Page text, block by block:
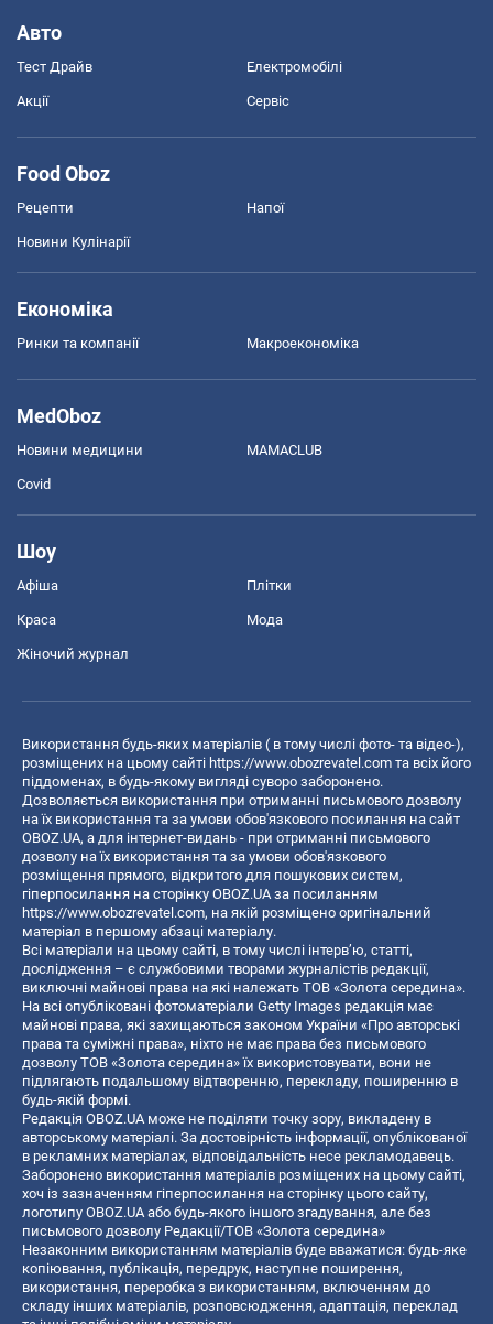
Авто
Тест Драйв Електромобілі
Акції Сервіс
Food Oboz
Рецепти Напої
Новини Кулінарії
Економіка
Ринки та компанії Макроекономіка
MedOboz
Новини медицини MAMACLUB
Covid
Шоу
Афіша Плітки
Краса Мода
Жіночий журнал
Використання будь-яких матеріалів ( в тому числі фото- та відео-),
розміщених на цьому сайті https://www.obozrevatel.com та всіх його
піддоменах, в будь-якому вигляді суворо заборонено.
Дозволяється використання при отриманні письмового дозволу
на їх використання та за умови обов'язкового посилання на сайт
OBOZ.UA, а для інтернет-видань - при отриманні письмового
дозволу на їх використання та за умови обов'язкового
розміщення прямого, відкритого для пошукових систем,
гіперпосилання на сторінку OBOZ.UA за посиланням
https://www.obozrevatel.com, на якій розміщено оригінальний
матеріал в першому абзаці матеріалу.
Всі матеріали на цьому сайті, в тому числі інтерв’ю, статті,
дослідження – є службовими творами журналістів редакції,
виключні майнові права на які належать ТОВ «Золота середина».
На всі опубліковані фотоматеріали Getty Images редакція має
майнові права, які захищаються законом України «Про авторські
права та суміжні права», ніхто не має права без письмового
дозволу ТОВ «Золота середина» їх використовувати, вони не
підлягають подальшому відтворенню, перекладу, поширенню в
будь-якій формі.
Редакція OBOZ.UA може не поділяти точку зору, викладену в
авторському матеріалі. За достовірність інформації, опублікованої
в рекламних матеріалах, відповідальність несе рекламодавець.
Заборонено використання матеріалів розміщених на цьому сайті,
хоч із зазначенням гіперпосилання на сторінку цього сайту,
логотипу OBOZ.UA або будь-якого іншого згадування, але без
письмового дозволу Редакції/ТОВ «Золота середина»
Незаконним використанням матеріалів буде вважатися: будь-яке
копiювання, публiкацiя, передрук, наступне поширення,
використання, переробка з використанням, включенням до
складу інших матеріалів, розповсюдження, адаптація, переклад